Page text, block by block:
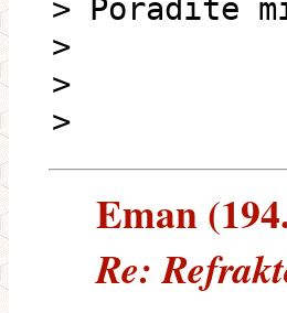
> Poradíte
>
>
>
Eman
Re: